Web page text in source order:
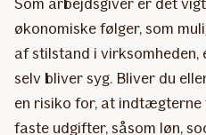
økonomiske følger, som
af stilstand i virksomheden,
selv bliver syg. Bliver du
en risiko for, at indtægterne
faste udgifter, såsom løn,